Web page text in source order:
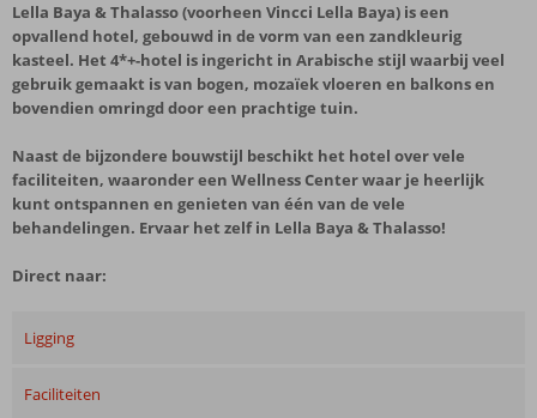
Lella Baya & Thalasso (voorheen Vincci Lella Baya) is een
opvallend hotel, gebouwd in de vorm van een zandkleurig
kasteel. Het 4*+-hotel is ingericht in Arabische stijl waarbij veel
gebruik gemaakt is van bogen, mozaïek vloeren en balkons en
bovendien omringd door een prachtige tuin.
Naast de bijzondere bouwstijl beschikt het hotel over vele
faciliteiten, waaronder een Wellness Center waar je heerlijk
kunt ontspannen en genieten van één van de vele
behandelingen. Ervaar het zelf in Lella Baya & Thalasso!
Direct naar:
Ligging
Faciliteiten